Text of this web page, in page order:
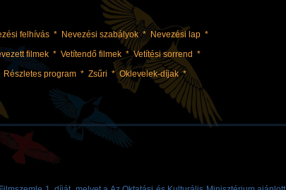
felhívás * Nevezési szabályok*Nevezési lap *
filmek* Vetítendő filmek*Vetítési sorrend *
Részletes program * Zsűri *Oklevelek-díjak*